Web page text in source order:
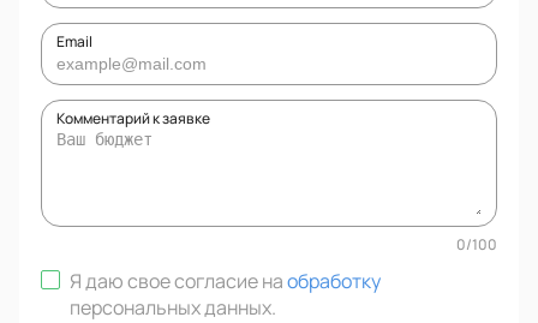
Email
Комментарий к заявке
0/100
Я даю свое согласие наобработку
персональных данных.